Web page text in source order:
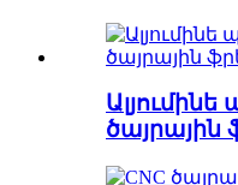
ծայրային